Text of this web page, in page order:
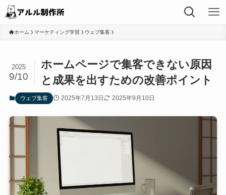
ホーム マーケティング学習 ウェブ集客
ホームページで集客できない原因
と成果を出すための改善ポイント
2025
9/10
ウェブ集客 2025年7月13日 2025年9月10日